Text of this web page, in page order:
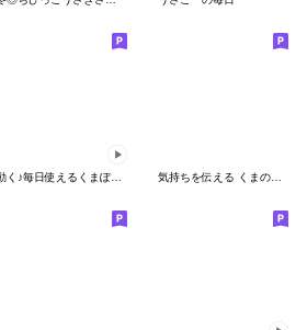
動く♪毎日使えるくまぽこ３ 気持ちを伝える くまのぽんこつ